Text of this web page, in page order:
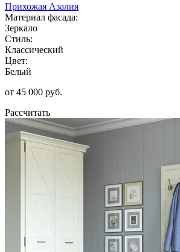
Прихожая Азалия
Материал фасада:
Зеркало
Стиль:
Классический
Цвет:
Белый
от 45 000 руб.
Рассчитать